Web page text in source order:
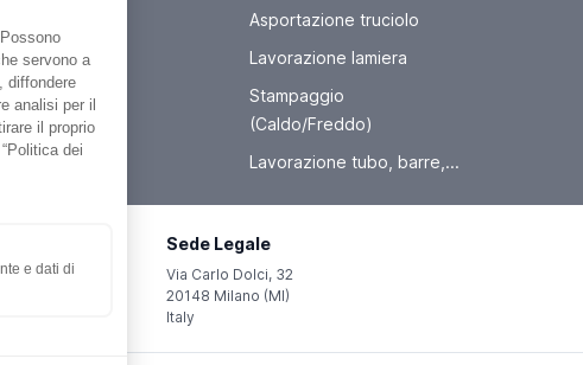
Asportazione truciolo
Lavorazione lamiera
Stampaggio
(Caldo/Freddo)
Lavorazione tubo, barre,...
Sede Legale
Via Carlo Dolci, 32
20148 Milano (MI)
Italy